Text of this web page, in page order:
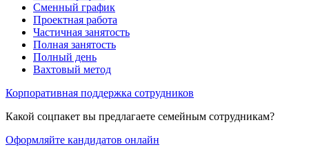
Сменный график
Проектная работа
Частичная занятость
Полная занятость
Полный день
Вахтовый метод
Корпоративная поддержка сотрудников
Какой соцпакет вы предлагаете семейным сотрудникам?
Оформляйте кандидатов онлайн